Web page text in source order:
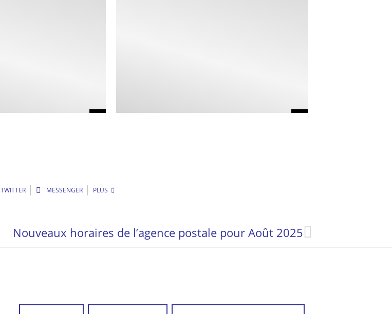
TWITTER MESSENGER PLUS
Nouveaux horaires de l’agence postale pour Août 2025